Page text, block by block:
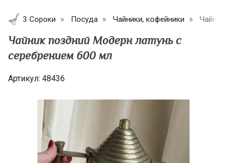
3 Сороки Посуда Чайники, кофейники Чайник
Чайник поздний Модерн латунь с
серебрением 600 мл
Артикул: 48436